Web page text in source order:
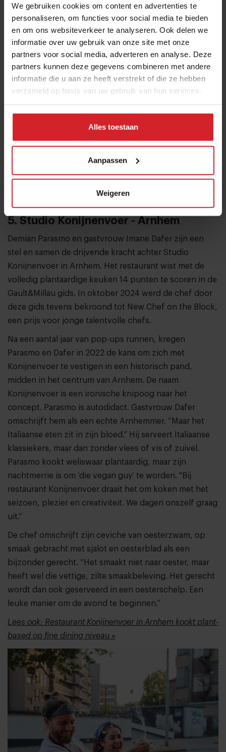
We gebruiken cookies om content en advertenties te
personaliseren, om functies voor social media te bieden
en om ons websiteverkeer te analyseren. Ook delen we
informatie over uw gebruik van onze site met onze
partners voor social media, adverteren en analyse. Deze
partners kunnen deze gegevens combineren met andere
informatie die u aan ze heeft verstrekt of die ze hebben
verzameld op basis van uw gebruik van hun services.
Alles toestaan
Aanpassen
Weigeren
5. Studio Konijnenvoer - Arnhem
Demian Parasmo en gastvrouw Imane Dafer zijn een
stel en samen de drijvende kracht achter Studio
Konijnenvoer in Arnhem. Het restaurant wist met de
volledig plantaardige keuken 14 punten te scoren in de
Gault&Millau gids. In oktober 2024 werd de chef door
deze gids tevens bekroond tot New Chef on the Block,
een prijs voor jonge talentvolle chefs.
Na een aantal jaar van pop-ups runnen, kregen
Parasmo en Dafer in 2022 de kans om zich met
Konijnenvoer te vestigen in een historisch pand,
midden in het centrum van Arnhem. De naam
Konijnenvoer is een ironische knipoog naar het
concept. Parasmo is autodidact. Gastvrouw Dafer
omschrijft hem als een echte Arnhemmer. “Maar het
Italiaanse eten zit in zijn bloed.” Hij serveert Italiaanse
klassiekers, maar dan zonder vlees of vis of zuivel.
Parasmo kookt weliswaar plantaardig, maar zijn
nachtmerrie is om ‘die vegan guy’ te worden. "Bij
restaurant Konijnenvoer draait het om koken met het
seizoen, plezier en creativiteit. We dagen onszelf graag
uit.”
De chef omschrijft zijn ceviche van oesterzwam, op
smaak gebracht met sjalot en oesterblad als een
bijzonder gerecht. “Het smaakt niet naar oester, maar
heeft wel die vettige, zilte smaakbeleving. Het gerecht
wordt dan ook geserveerd in een oesterschelp. Een
leuke manier om de avond te beginnen.”
Lees ook: Restaurant Konijnenvoer in Arnhem kookt plant-
based op fine dining niveau »